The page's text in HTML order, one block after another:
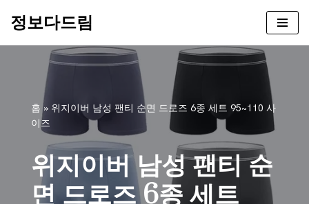
정보다드림
홈 » 위지이버 남성 팬티 순면 드로즈 6종 세트 95~110 사
이즈
위지이버 남성 팬티 순
면 드로즈 6종 세트